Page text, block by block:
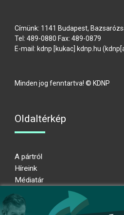
Címünk: 1141 Budapest,
Tel: 489-0880 Fax: 489-0879
E-mail: kdnp [kukac] kdnp.hu
Minden jog fenntartva! © KDNP
Oldaltérkép
A pártról
Híreink
Médiatár
Adatkezelési nyilatkozat